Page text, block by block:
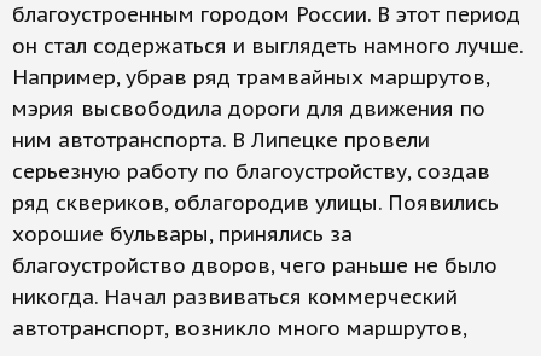
благоустроенным городом России. В этот период
он стал содержаться и выглядеть намного лучше.
Например, убрав ряд трамвайных маршрутов,
мэрия высвободила дороги для движения по
ним автотранспорта. В Липецке провели
серьезную работу по благоустройству, создав
ряд сквериков, облагородив улицы. Появились
хорошие бульвары, принялись за
благоустройство дворов, чего раньше не было
никогда. Начал развиваться коммерческий
автотранспорт, возникло много маршрутов,